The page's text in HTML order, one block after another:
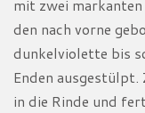
mit zwei
den nach vorne
dunkelviolette bis
Enden
in die Rinde und